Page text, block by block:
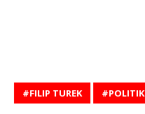
FILIP TUREK POLITIK